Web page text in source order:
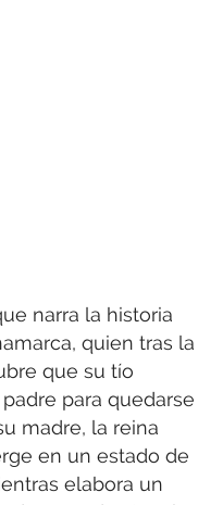
narra la historia
quien tras la
que su tío
para quedarse
madre, la reina
en un estado de
elabora un